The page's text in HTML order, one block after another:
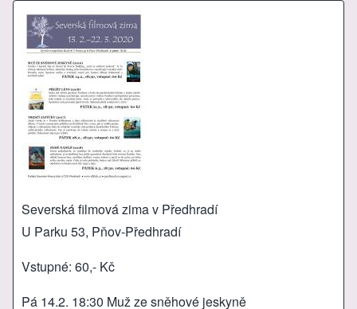
Severská filmová zima v Předhradí
U Parku 53, Pňov-Předhradí
Vstupné: 60,- Kč
Pá 14.2. 18:30 Muž ze sněhové jeskyně